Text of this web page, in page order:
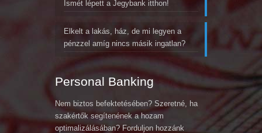
Ismét lépett a Jegybank itthon!
Elkelt a lakás, ház, de mi legyen a
pénzzel amíg nincs másik ingatlan?
Personal Banking
Nem biztos befektetésében? Szeretné, ha
szakértők segítenének a hozam
optimalizálásában? Forduljon hozzánk